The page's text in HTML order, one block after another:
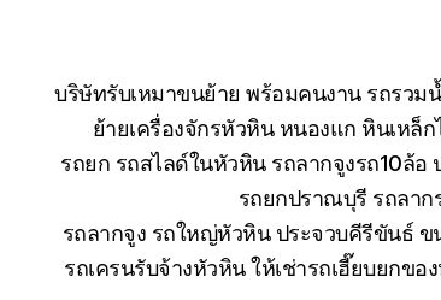
บริษัทรับเหมาขนย้าย พร้อมคนงาน รถรวม
ย้ายเครื่องจักรหัวหิน หนองแก หินเหล็
รถยก รถสไลด์ในหัวหิน รถลากจูงรถ10ล้อ
รถยกปราณบุรี รถลา
รถลากจูง รถใหญ่หัวหิน ประจวบคีรีขันธ์ ข
รถเครนรับจ้างหัวหิน ให้เช่ารถเฮี๊ยบยกขอ